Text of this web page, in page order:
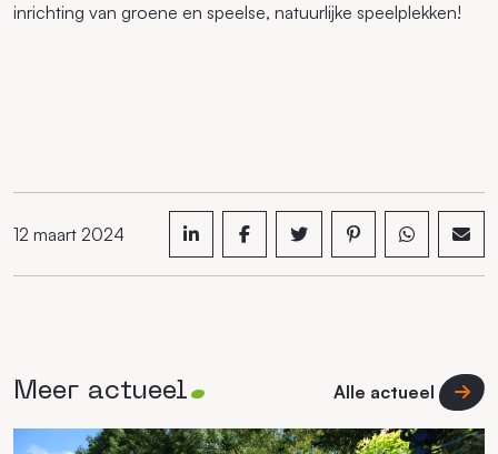
inrichting van groene en speelse, natuurlijke speelplekken!
12 maart 2024
Meer actueel Alle actueel